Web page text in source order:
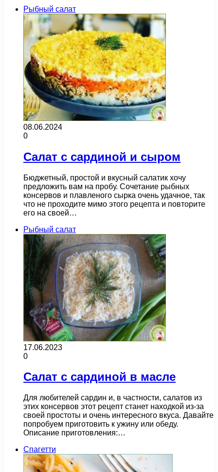
Рыбный салат
08.06.2024
0
Салат с сардиной и сыром
Бюджетный, простой и вкусный салатик хочу
предложить вам на пробу. Сочетание рыбных
консервов и плавленого сырка очень удачное, так
что не проходите мимо этого рецепта и повторите
его на своей…
Рыбный салат
17.06.2023
0
Салат с сардиной в масле
Для любителей сардин и, в частности, салатов из
этих консервов этот рецепт станет находкой из-за
своей простоты и очень интересного вкуса. Давайте
попробуем приготовить к ужину или обеду.
Описание приготовления:…
Спагетти